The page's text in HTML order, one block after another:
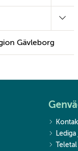
Gävleborg